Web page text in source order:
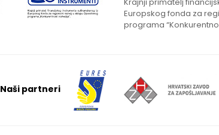
Europskog fonda za
programa
Naši partneri